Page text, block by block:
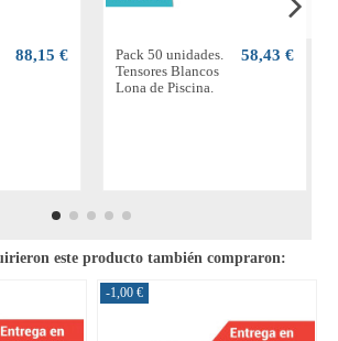
88,15 €
Pack 50 unidades.
Tensores Blancos
Lona de Piscina.
58,43 €
este producto también compraron:
-1,00 €